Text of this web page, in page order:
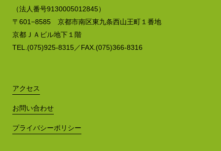
（法人番号9130005012845）
〒601−8585 京都市南区東九条西山王町１番地
京都ＪＡビル地下１階
TEL.(075)925-8315／FAX.(075)366-8316
アクセス
お問い合わせ
プライバシーポリシー